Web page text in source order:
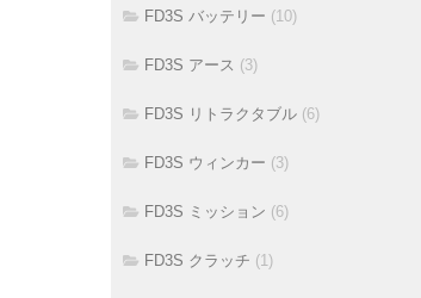
FD3S バッテリー (10)
FD3S アース (3)
FD3S リトラクタブル (6)
FD3S ウィンカー (3)
FD3S ミッション (6)
FD3S クラッチ (1)